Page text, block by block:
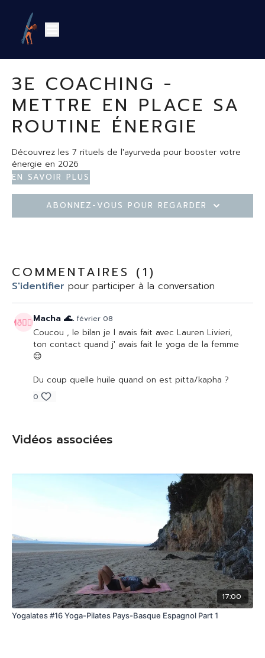
3E COACHING -
METTRE EN PLACE SA
ROUTINE ÉNERGIE
Découvrez les 7 rituels de l'ayurveda pour booster votre
énergie en 2026
En savoir plus
Abonnez-vous pour regarder
COMMENTAIRES ( 1 )
S'identifier pour participer à la conversation
Macha 🌊. février 08
Coucou , le bilan je l avais fait avec Lauren Livieri,
ton contact quand j' avais fait le yoga de la femme
😌
Du coup quelle huile quand on est pitta/kapha ?
0
Vidéos associées
17:00
Yogalates #16 Yoga-Pilates Pays-Basque Espagnol Part 1